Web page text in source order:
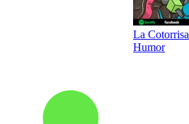
La Cotorrisa
Humor